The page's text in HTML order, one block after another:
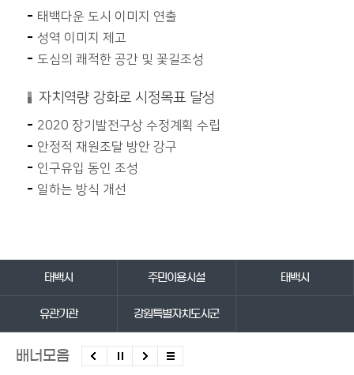
태백다운 도시 이미지 연출
성역 이미지 제고
도심의 쾌적한 공간 및 꽃길조성
자치역량 강화로 시정목표 달성
2020 장기발전구상 수정계획 수립
안정적 재원조달 방안 강구
인구유입 동인 조성
일하는 방식 개선
태백시 주민이용시설 태백시
유관기관 강원특별자치도시군
배너모음